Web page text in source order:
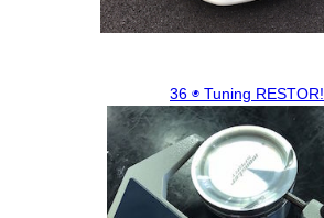
36 ◉ Tuning RESTOR!